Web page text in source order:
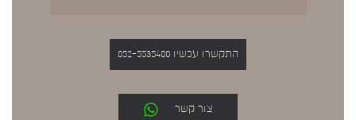
התקשרו עכשיו 052-5535400
צור קשר